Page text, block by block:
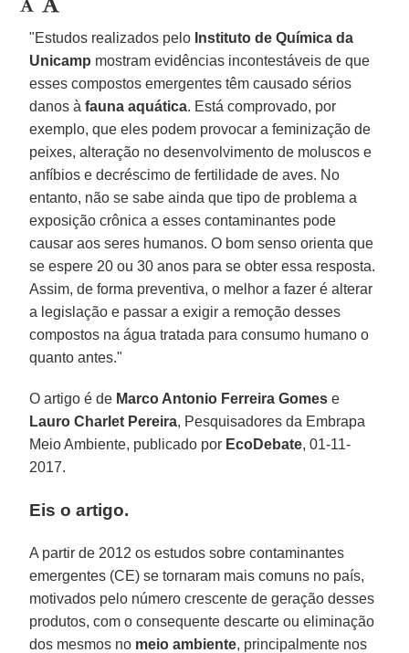
"Estudos realizados pelo Instituto de Química da
Unicamp mostram evidências incontestáveis de que
esses compostos emergentes têm causado sérios
danos àfauna aquática. Está comprovado, por
exemplo, que eles podem provocar a feminização de
peixes, alteração no desenvolvimento de moluscos e
anfíbios e decréscimo de fertilidade de aves. No
entanto, não se sabe ainda que tipo de problema a
exposição crônica a esses contaminantes pode
causar aos seres humanos. O bom senso orienta que
se espere 20 ou 30 anos para se obter essa resposta.
Assim, de forma preventiva, o melhor a fazer é alterar
a legislação e passar a exigir a remoção desses
compostos na água tratada para consumo humano o
quanto antes."
O artigo é de Marco Antonio Ferreira Gomes e
Lauro Charlet Pereira, Pesquisadores da Embrapa
Meio Ambiente, publicado por EcoDebate, 01-11-
2017.
Eis o artigo.
A partir de 2012 os estudos sobre contaminantes
emergentes (CE) se tornaram mais comuns no país,
motivados pelo número crescente de geração desses
produtos, com o consequente descarte ou eliminação
dos mesmos no meio ambiente, principalmente nos